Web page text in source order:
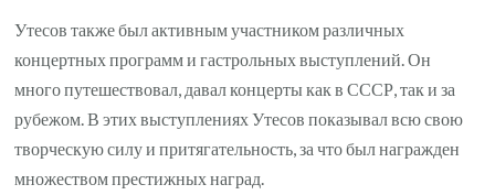
Утесов также был активным участником различных
концертных программ и гастрольных выступлений. Он
много путешествовал, давал концерты как в СССР, так и за
рубежом. В этих выступлениях Утесов показывал всю свою
творческую силу и притягательность, за что был награжден
множеством престижных наград.